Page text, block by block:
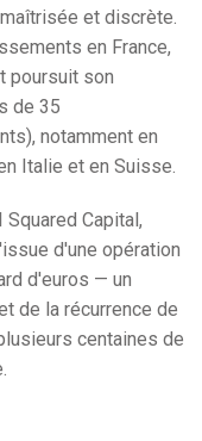
et discrète.
en France,
poursuit son
de 35
notamment en
Italie et en Suisse.
Capital,
d'une opération
d'euros — un
de la récurrence de
centaines de